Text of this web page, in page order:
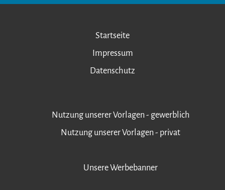
Startseite
Impressum
Datenschutz
Nutzung unserer Vorlagen - gewerblich
Nutzung unserer Vorlagen - privat
Unsere Werbebanner